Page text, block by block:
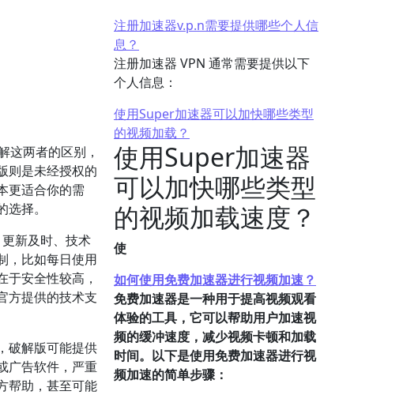
这两者的区别，
则是未经授权的
更适合你的需
择。
新及时、技术
，比如每日使用
安全性较高，
方提供的技术支
破解版可能提供
广告软件，严重
帮助，甚至可能
注册加速器v.p.n需要提供哪些个人信
息？
注册加速器 VPN 通常需要提供以下
个人信息：
使用Super加速器可以加快哪些类型
的视频加载？
使用Super加速器
可以加快哪些类型
的视频加载速度？
使
如何使用免费加速器进行视频加速？
免费加速器是一种用于提高视频观看
体验的工具，它可以帮助用户加速视
频的缓冲速度，减少视频卡顿和加载
时间。以下是使用免费加速器进行视
频加速的简单步骤：